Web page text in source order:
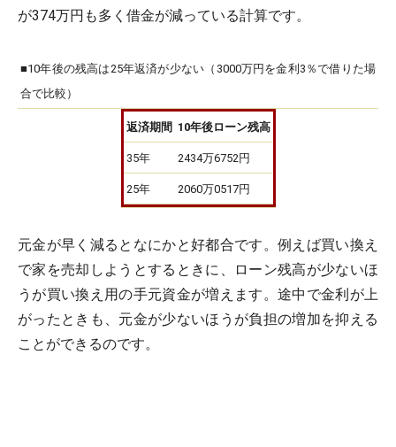
が374万円も多く借金が減っている計算です。
■10年後の残高は25年返済が少ない（3000万円を金利3％で借りた場
合で比較）
返済期間 10年後ローン残高
35年 2434万6752円
25年 2060万0517円
元金が早く減るとなにかと好都合です。例えば買い換え
で家を売却しようとするときに、ローン残高が少ないほ
うが買い換え用の手元資金が増えます。途中で金利が上
がったときも、元金が少ないほうが負担の増加を抑える
ことができるのです。